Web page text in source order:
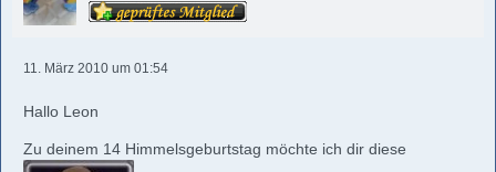
11. März 2010 um 01:54
Hallo Leon
Zu deinem 14 Himmelsgeburtstag möchte ich dir diese